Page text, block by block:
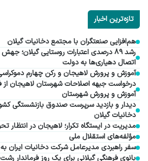
تازه‌ترین اخبار
هم‌افزایی صنعتگران با مجتمع دخانیات گیلان
رشد ۸۹ درصدی اعتبارات روستایی گیلان؛
اتصال دهیاری‌ها به دولت
آموزش و پرورش لاهیجان و رکن چهارم
درخواست جبهه اصلاحات شهرستان لاهیجان از
آموزش و پرورش شهرستان
دیدار و بازدید سرپرست صندوق بازنشستگی
دخانیات گیلان
مدیریت در ایستگاه تکرار؛ لاهیجان در انتظار
مؤلفه‌های استقلال ملی
سفر راهبردی مدیرعامل شرکت دخانیات ایران
بانوی فرهنگی گیلانی برای یک روز فرماندار